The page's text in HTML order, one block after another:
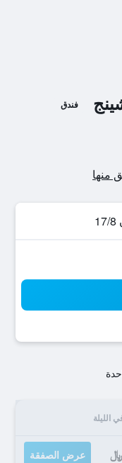
فندق
الليلة
عرض الصفقة